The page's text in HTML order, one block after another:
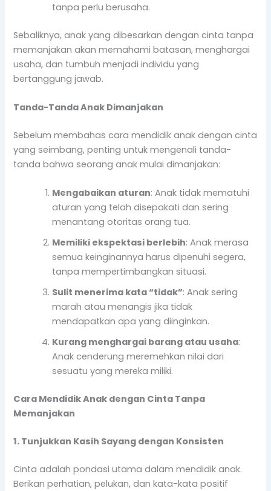
tanpa perlu berusaha.
Sebaliknya, anak yang dibesarkan dengan cinta tanpa
memanjakan akan memahami batasan, menghargai
usaha, dan tumbuh menjadi individu yang
bertanggung jawab.
Tanda-Tanda Anak Dimanjakan
Sebelum membahas cara mendidik anak dengan cinta
yang seimbang, penting untuk mengenali tanda-
tanda bahwa seorang anak mulai dimanjakan:
Mengabaikan aturan: Anak tidak mematuhi
aturan yang telah disepakati dan sering
menantang otoritas orang tua.
Memiliki ekspektasi berlebih: Anak merasa
semua keinginannya harus dipenuhi segera,
tanpa mempertimbangkan situasi.
Sulit menerima kata “tidak”: Anak sering
marah atau menangis jika tidak
mendapatkan apa yang diinginkan.
Kurang menghargai barang atau usaha:
Anak cenderung meremehkan nilai dari
sesuatu yang mereka miliki.
Cara Mendidik Anak dengan Cinta Tanpa
Memanjakan
1. Tunjukkan Kasih Sayang dengan Konsisten
Cinta adalah pondasi utama dalam mendidik anak.
Berikan perhatian, pelukan, dan kata-kata positif